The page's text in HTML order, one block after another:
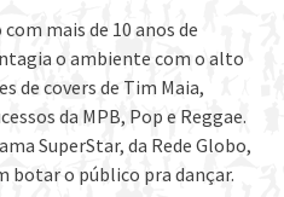
mais de 10 anos de
o ambiente com o alto
de covers de Tim Maia,
da MPB, Pop e Reggae.
SuperStar, da Rede Globo,
botar o público pra dançar.